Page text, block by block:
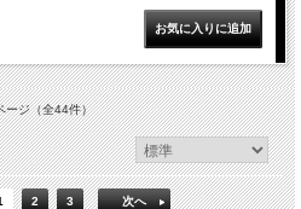
ージ（全44件）
2 3 次へ